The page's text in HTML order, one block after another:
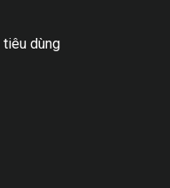
tiêu dùng